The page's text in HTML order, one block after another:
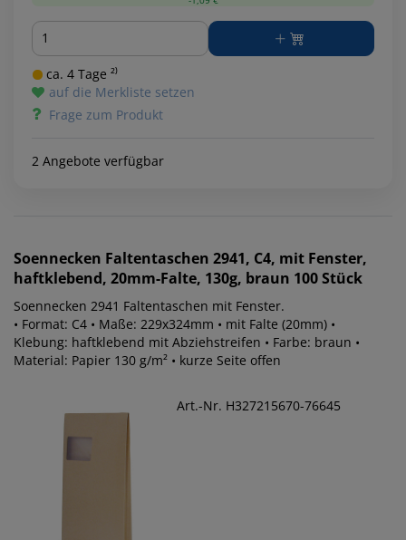
Menge
ca. 4 Tage ²⁾
auf die Merkliste setzen
Frage zum Produkt
2 Angebote verfügbar
Soennecken Faltentaschen 2941, C4, mit Fenster,
haftklebend, 20mm-Falte, 130g, braun 100 Stück
Soennecken 2941 Faltentaschen mit Fenster.
• Format: C4 • Maße: 229x324mm • mit Falte (20mm) •
Klebung: haftklebend mit Abziehstreifen • Farbe: braun •
Material: Papier 130 g/m² • kurze Seite offen
Art.-Nr. H327215670-76645